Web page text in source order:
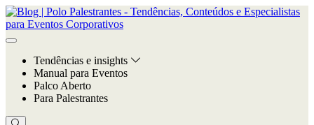
Tendências e insights
Manual para Eventos
Palco Aberto
Para Palestrantes